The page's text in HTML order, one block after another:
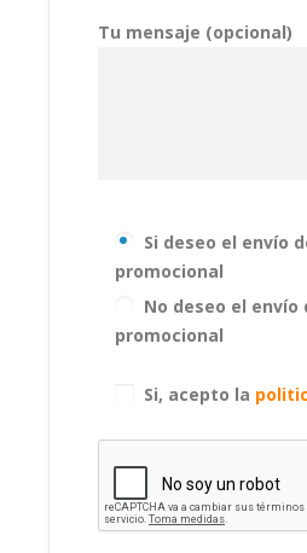
Tu mensaje (opcional)
Si deseo el envío
promocional
No deseo el
promocional
Si, acepto la